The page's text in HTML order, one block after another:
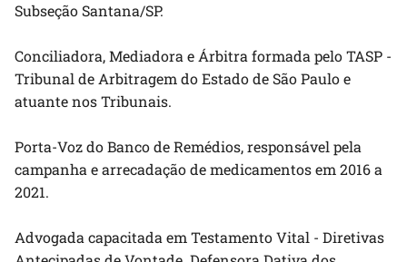
Subseção Santana/SP.
Conciliadora, Mediadora e Árbitra formada pelo TASP -
Tribunal de Arbitragem do Estado de São Paulo e
atuante nos Tribunais.
Porta-Voz do Banco de Remédios, responsável pela
campanha e arrecadação de medicamentos em 2016 a
2021.
Advogada capacitada em Testamento Vital - Diretivas